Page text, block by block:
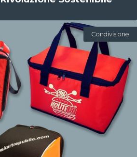
Condivisione